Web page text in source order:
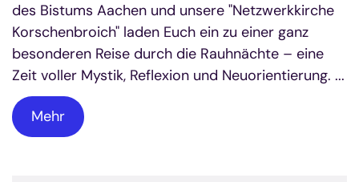
des Bistums Aachen und unsere "Netzwerkkirche
Korschenbroich" laden Euch ein zu einer ganz
besonderen Reise durch die Rauhnächte – eine
Zeit voller Mystik, Reflexion und Neuorientierung. ...
Mehr